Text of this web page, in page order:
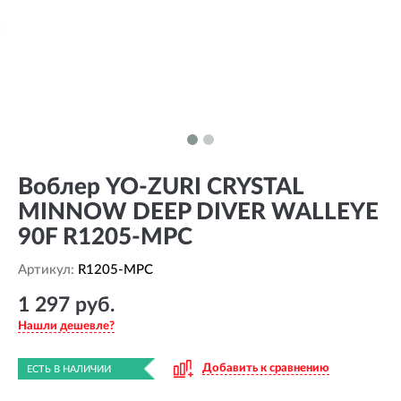
Воблер YO-ZURI CRYSTAL
MINNOW DEEP DIVER WALLEYE
90F R1205-MPC
Артикул: R1205-MPC
1 297 руб.
Нашли дешевле?
ЕСТЬ В НАЛИЧИИ Добавить к сравнению